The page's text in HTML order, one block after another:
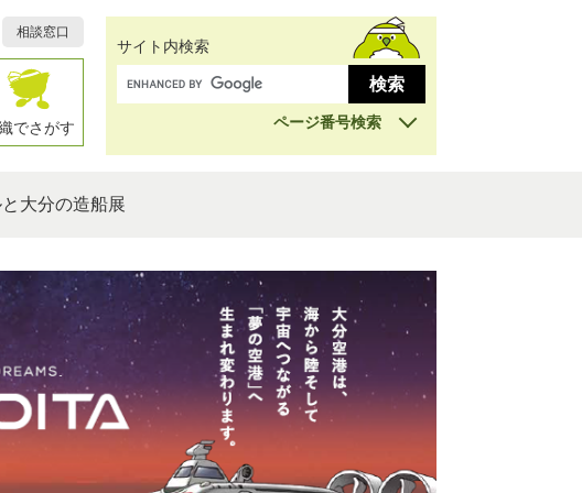
相談窓口
でさがす
サイト内検索
ページ番号検索
大分の造船展